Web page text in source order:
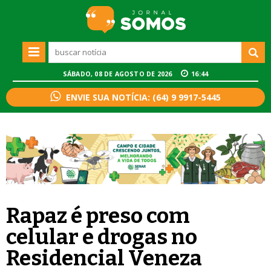
SÁBADO, 08 DE AGOSTO DE 2026 16:44
ENVIE SUA NOTÍCIA: (64) 9 9917-5445
Rapaz é preso com
celular e drogas no
Residencial Veneza